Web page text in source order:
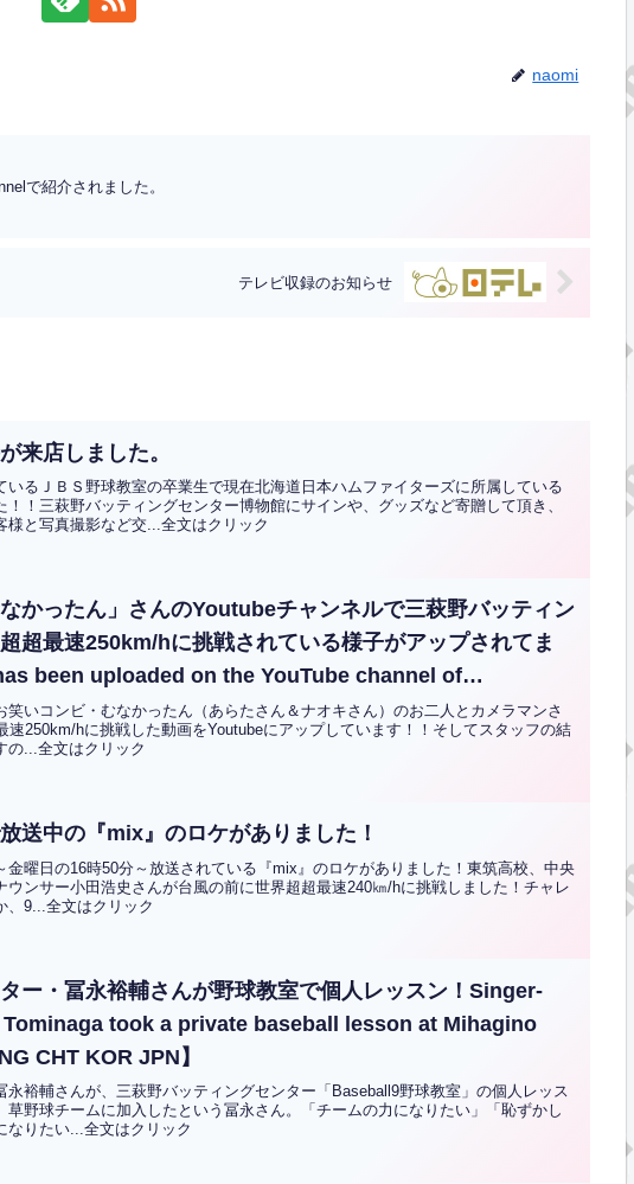
naomi
で紹介されました。
テレビ収録のお知らせ
来店しました。
いるＪＢＳ野球教室の卒業生で現在北海道日本ハムファイターズに所属している
！！三萩野バッティングセンター博物館にサインや、グッズなど寄贈して頂き、
様と写真撮影など交...全文はクリック
かったん」さんのYoutubeチャンネルで三萩野バッティン
超最速250km/hに挑戦されている様子がアップされてま
been uploaded on the YouTube channel of
Yoshimoto, where they take on the world’s ultra-
h pitching machine at Mihagino Batting
笑いコンビ・むなかったん（あらたさん＆ナオキさん）のお二人とカメラマンさ
速250km/hに挑戦した動画をYoutubeにアップしています！！そしてスタッフの結
の...全文はクリック
送中の『mix』のロケがありました！
金曜日の16時50分～放送されている『mix』のロケがありました！東筑高校、中央
ウンサー小田浩史さんが台風の前に世界超超最速240㎞/hに挑戦しました！チャレ
、9...全文はクリック
ー・冨永裕輔さんが野球教室で個人レッスン！Singer-
took a private baseball lesson at Mihagino
CHT KOR JPN】
永裕輔さんが、三萩野バッティングセンター「Baseball9野球教室」の個人レッス
草野球チームに加入したという冨永さん。「チームの力になりたい」「恥ずかし
なりたい...全文はクリック